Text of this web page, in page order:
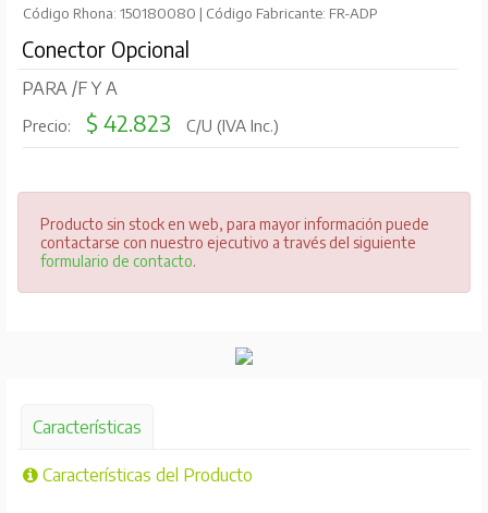
Código Rhona: 150180080 | Código Fabricante: FR-ADP
Conector Opcional
PARA /F Y A
Precio: $ 42.823 C/U (IVA Inc.)
Producto sin stock en web, para mayor información puede
contactarse con nuestro ejecutivo a través del siguiente
formulario de contacto.
Características
Características del Producto